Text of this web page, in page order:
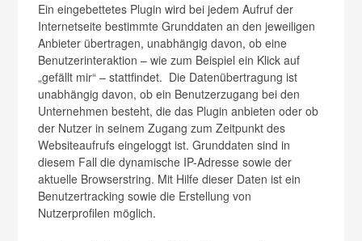
Ein eingebettetes Plugin wird bei jedem Aufruf der
Internetseite bestimmte Grunddaten an den jeweiligen
Anbieter übertragen, unabhängig davon, ob eine
Benutzerinteraktion – wie zum Beispiel ein Klick auf
„gefällt mir“ – stattfindet. Die Datenübertragung ist
unabhängig davon, ob ein Benutzerzugang bei den
Unternehmen besteht, die das Plugin anbieten oder ob
der Nutzer in seinem Zugang zum Zeitpunkt des
Websiteaufrufs eingeloggt ist. Grunddaten sind in
diesem Fall die dynamische IP-Adresse sowie der
aktuelle Browserstring. Mit Hilfe dieser Daten ist ein
Benutzertracking sowie die Erstellung von
Nutzerprofilen möglich.